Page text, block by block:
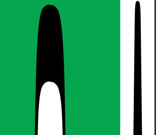
LED projektør udendørs 10W med
ikke blevet bedømt.
LED projektør udendørs 10W med
El & belysning, Lamper &
El & belysning